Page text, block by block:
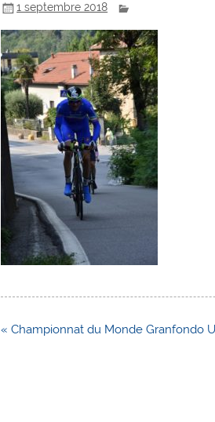
1 septembre 2018
Navigation
« Championnat du Monde Granfondo